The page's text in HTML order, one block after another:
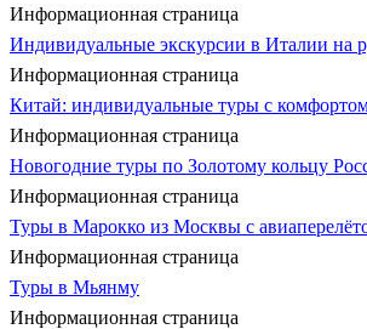
Информационная страница
Индивидуальные экскурсии в Италии на
Информационная страница
Китай: индивидуальные туры с
Информационная страница
Новогодние туры по Золотому кольцу
Информационная страница
Туры в Марокко из Москвы с
Информационная страница
Туры в Мьянму
Информационная страница